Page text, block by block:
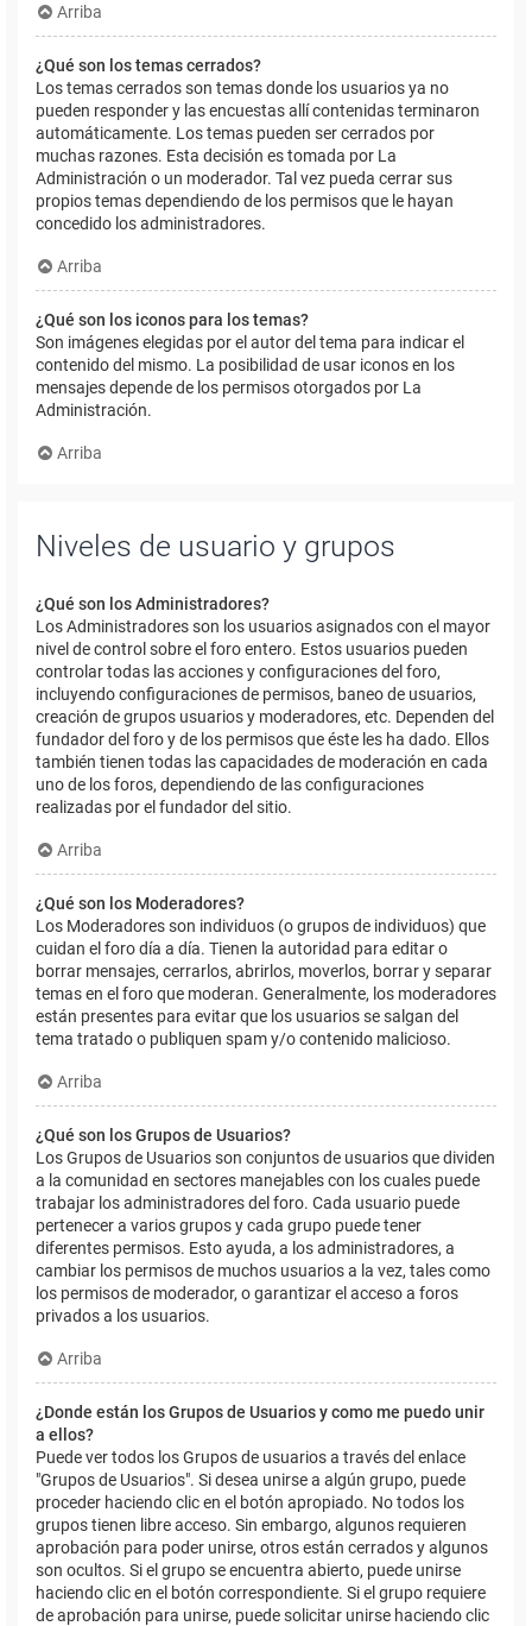
Arriba
¿Qué son los temas cerrados?
Los temas cerrados son temas donde los usuarios ya no
pueden responder y las encuestas allí contenidas terminaron
automáticamente. Los temas pueden ser cerrados por
muchas razones. Esta decisión es tomada por La
Administración o un moderador. Tal vez pueda cerrar sus
propios temas dependiendo de los permisos que le hayan
concedido los administradores.
Arriba
¿Qué son los iconos para los temas?
Son imágenes elegidas por el autor del tema para indicar el
contenido del mismo. La posibilidad de usar iconos en los
mensajes depende de los permisos otorgados por La
Administración.
Arriba
Niveles de usuario y grupos
¿Qué son los Administradores?
Los Administradores son los usuarios asignados con el mayor
nivel de control sobre el foro entero. Estos usuarios pueden
controlar todas las acciones y configuraciones del foro,
incluyendo configuraciones de permisos, baneo de usuarios,
creación de grupos usuarios y moderadores, etc. Dependen del
fundador del foro y de los permisos que éste les ha dado. Ellos
también tienen todas las capacidades de moderación en cada
uno de los foros, dependiendo de las configuraciones
realizadas por el fundador del sitio.
Arriba
¿Qué son los Moderadores?
Los Moderadores son individuos (o grupos de individuos) que
cuidan el foro día a día. Tienen la autoridad para editar o
borrar mensajes, cerrarlos, abrirlos, moverlos, borrar y separar
temas en el foro que moderan. Generalmente, los moderadores
están presentes para evitar que los usuarios se salgan del
tema tratado o publiquen spam y/o contenido malicioso.
Arriba
¿Qué son los Grupos de Usuarios?
Los Grupos de Usuarios son conjuntos de usuarios que dividen
a la comunidad en sectores manejables con los cuales puede
trabajar los administradores del foro. Cada usuario puede
pertenecer a varios grupos y cada grupo puede tener
diferentes permisos. Esto ayuda, a los administradores, a
cambiar los permisos de muchos usuarios a la vez, tales como
los permisos de moderador, o garantizar el acceso a foros
privados a los usuarios.
Arriba
¿Donde están los Grupos de Usuarios y como me puedo unir
a ellos?
Puede ver todos los Grupos de usuarios a través del enlace
"Grupos de Usuarios". Si desea unirse a algún grupo, puede
proceder haciendo clic en el botón apropiado. No todos los
grupos tienen libre acceso. Sin embargo, algunos requieren
aprobación para poder unirse, otros están cerrados y algunos
son ocultos. Si el grupo se encuentra abierto, puede unirse
haciendo clic en el botón correspondiente. Si el grupo requiere
de aprobación para unirse, puede solicitar unirse haciendo clic